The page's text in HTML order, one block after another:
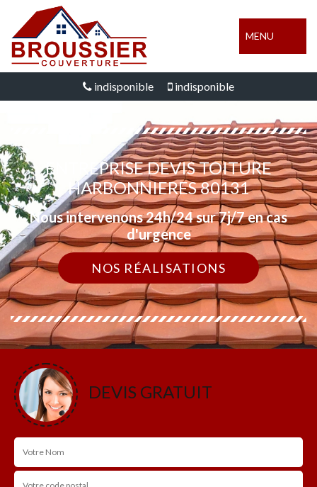
MENU
indisponible indisponible
ENTREPRISE DEVIS TOITURE
HARBONNIERES 80131
Nous intervenons 24h/24 sur 7j/7 en cas
d'urgence
NOS RÉALISATIONS
DEVIS GRATUIT